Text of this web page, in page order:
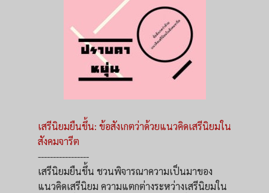
เสรีนิยมยืนขึ้น: ข้อสังเกตว่าด้วยแนวคิดเสรีนิยมใน
สังคมจารีต
-----------------
เสรีนิยมยืนขึ้น ชวนพิจารณาความเป็นมาของ
แนวคิดเสรีนิยม ความแตกต่างระหว่างเสรีนิยมใน